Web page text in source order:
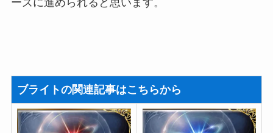
ーズに進められると思います。
ブライトの関連記事はこちらから